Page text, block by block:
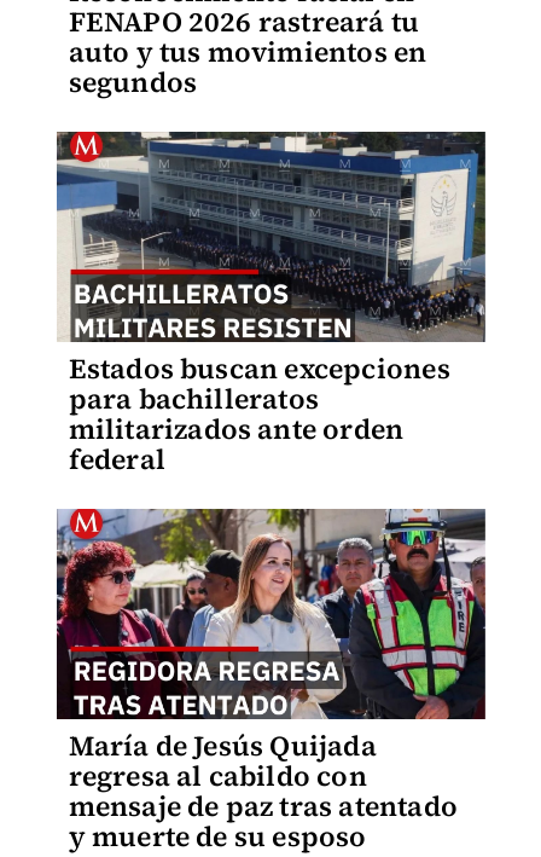
FENAPO 2026 rastreará tu
auto y tus movimientos en
segundos
Estados buscan excepciones
para bachilleratos
militarizados ante orden
federal
María de Jesús Quijada
regresa al cabildo con
mensaje de paz tras atentado
y muerte de su esposo